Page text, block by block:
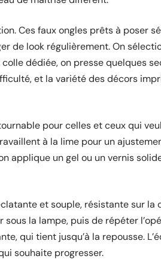
Ces faux ongles prêts à poser
de look régulièrement. On
dédiée, on presse quelques
et la variété des décors
pour celles et ceux qui
à la lime pour un
applique un gel ou un vernis
et souple, résistante sur la
la lampe, puis de répéter
qui tient jusqu’à la repousse.
souhaite progresser.